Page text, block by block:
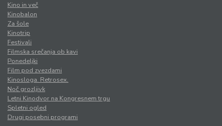
Kino in več
Kinobalon
Za šole
Kinotrip
Festivali
Filmska srečanja ob kavi
Ponedeljki
Film pod zvezdami
Kinosloga. Retrosex.
Noč grozljivk
Letni Kinodvor na Kongresnem trgu
Spletni ogled
Drugi posebni programi